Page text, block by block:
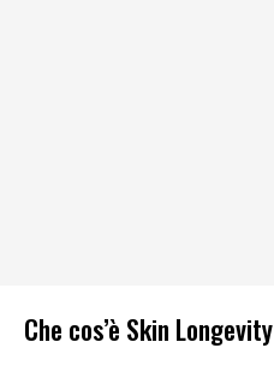
Che cos’è Skin Longevity